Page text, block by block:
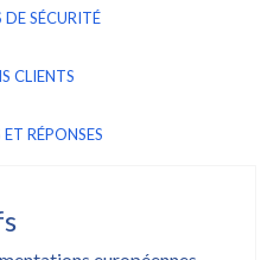
DE SÉCURITÉ
CLIENTS
RÉPONSES